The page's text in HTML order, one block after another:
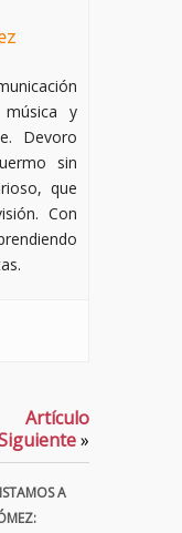
música y
Devoro
sin
que
Con
Artículo
»
A